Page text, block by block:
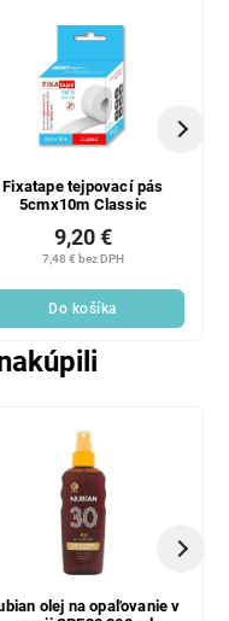
Fixatape tejpovací pás
5cmx10m Classic
7,48 € bez DPH
9,20 €
Do košíka
olej na opaľovanie v